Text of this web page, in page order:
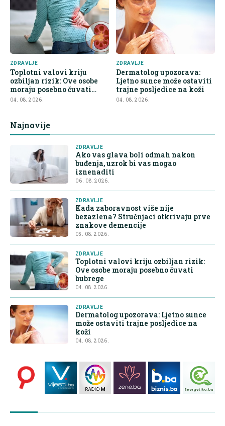
ZDRAVLJE
Toplotni valovi kriju
ozbiljan rizik: Ove osobe
moraju posebno čuvati
bubrege
04. 08. 2026.
ZDRAVLJE
Dermatolog upozorava:
Ljetno sunce može ostaviti
trajne posljedice na koži
04. 08. 2026.
Najnovije
ZDRAVLJE
Ako vas glava boli odmah nakon
buđenja, uzrok bi vas mogao
iznenaditi
06. 08. 2026.
ZDRAVLJE
Kada zaboravnost više nije
bezazlena? Stručnjaci otkrivaju prve
znakove demencije
05. 08. 2026.
ZDRAVLJE
Toplotni valovi kriju ozbiljan rizik:
Ove osobe moraju posebno čuvati
bubrege
04. 08. 2026.
ZDRAVLJE
Dermatolog upozorava: Ljetno sunce
može ostaviti trajne posljedice na
koži
04. 08. 2026.